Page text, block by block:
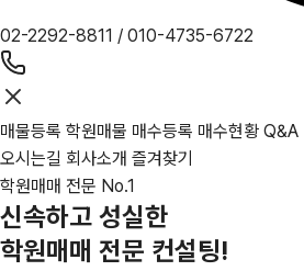
02-2292-8811 / 010-4735-6722
매물등록 학원매물 매수등록 매수현황 Q&A
오시는길 회사소개 즐겨찾기
학원매매 전문 No.1
신속하고 성실한
학원매매 전문 컨설팅!